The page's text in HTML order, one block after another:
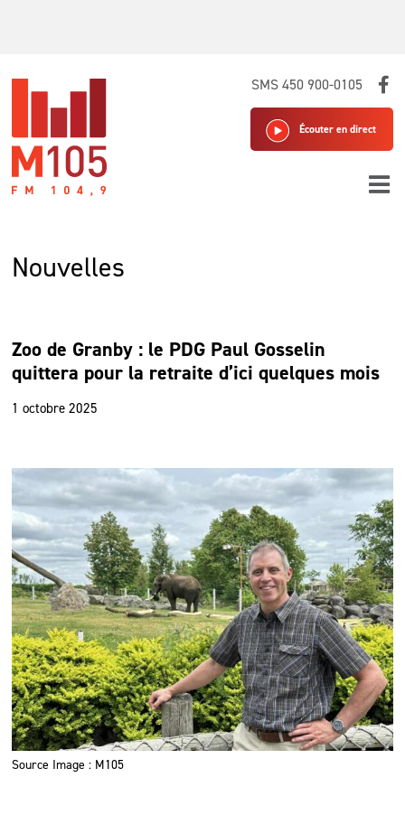
SMS 450 900-0105
Écouter en direct
Nouvelles
Zoo de Granby : le PDG Paul Gosselin
quittera pour la retraite d’ici quelques mois
1 octobre 2025
Source Image : M105